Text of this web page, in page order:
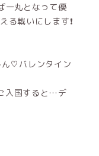
一丸となって優
る戦いにします❗️
♡バレンタイン
入国すると…デ